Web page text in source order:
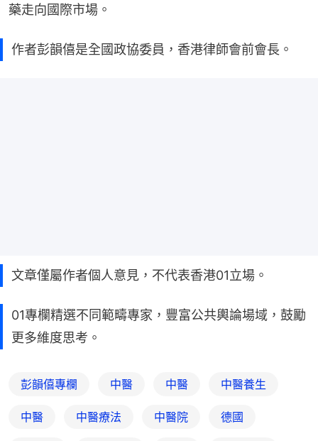
藥走向國際市場。
作者彭韻僖是全國政協委員，香港律師會前會長。
文章僅屬作者個人意見，不代表香港01立場。
01專欄精選不同範疇專家，豐富公共輿論場域，鼓勵
更多維度思考。
彭韻僖專欄 中醫 中醫 中醫養生
中醫 中醫療法 中醫院 德國